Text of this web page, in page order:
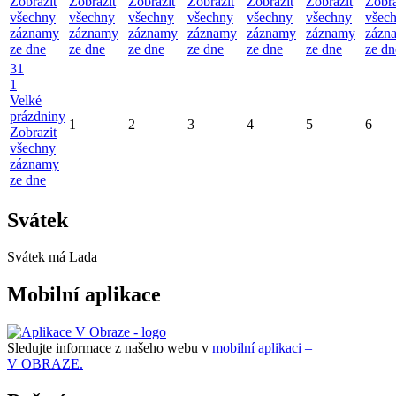
všechny
záznamy
ze dne
všechny
záznamy
ze dne
všechny
záznamy
ze dne
všechny
záznamy
ze dne
všechny
záznamy
ze dne
všechny
záznamy
ze dne
ze
31
1
Velké
prázdniny
Zobrazit
všechny
záznamy
ze dne
1 2 3 4 5 6
Svátek
Svátek má Lada
Mobilní aplikace
Sledujte informace z našeho webu v mobilní aplikaci –
V OBRAZE.